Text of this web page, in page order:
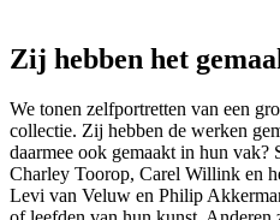
Zij hebben het
We tonen zelfportretten van een
collectie. Zij hebben de werken
daarmee ook gemaakt in hun vak?
Charley Toorop, Carel Willink en
Levi van Veluw en Philip